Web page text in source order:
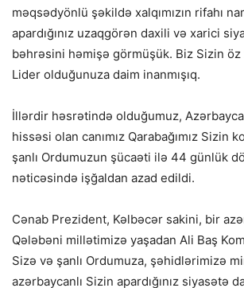
məqsədyönlü şəkildə xalqımızın rifahı
apardığınız uzaqgörən daxili və xarici
bəhrəsini həmişə görmüşük. Biz Sizin öz
Lider olduğunuza daim inanmışıq.
İllərdir həsrətində olduğumuz,
hissəsi olan canımız Qarabağımız Sizin
şanlı Ordumuzun şücaəti ilə 44 günlük
nəticəsində işğaldan azad edildi.
Cənab Prezident, Kəlbəcər sakini, bir
Qələbəni millətimizə yaşadan Ali Baş
Sizə və şanlı Ordumuza, şəhidlərimizə
azərbaycanlı Sizin apardığınız siyasətə